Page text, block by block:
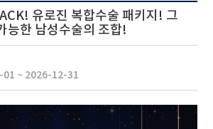
유로진 복합수술 패키지! 그
능한 남성수술의 조합!
~ 2026-12-31